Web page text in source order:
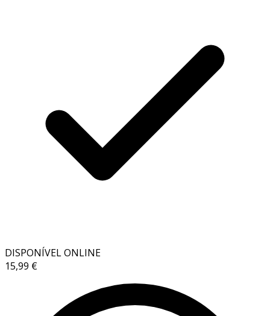
DISPONÍVEL ONLINE
15,99 €